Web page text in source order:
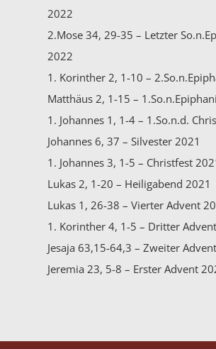
2022
2.Mose 34, 29-35 – Letzter
2022
1. Korinther 2, 1-10 –
Matthäus 2, 1-15 –
1. Johannes 1, 1-4 – 1.So.n.d.
Johannes 6, 37 – Silvester 2021
1. Johannes 3, 1-5 – Christfest
Lukas 2, 1-20 – Heiligabend 2021
Lukas 1, 26-38 – Vierter Advent
1. Korinther 4, 1-5 – Dritter
Jesaja 63,15-64,3 – Zweiter
Jeremia 23, 5-8 – Erster Advent